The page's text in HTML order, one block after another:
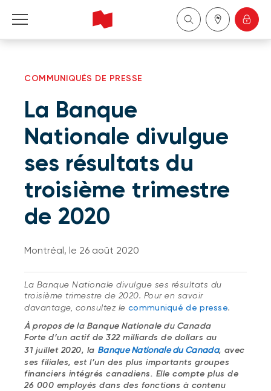
Gestion de patrimoine
À propos de nous
Devenir client
English
COMMUNIQUÉS DE PRESSE
La Banque
Nationale divulgue
ses résultats du
troisième trimestre
de 2020
Montréal, le 26 août 2020
La Banque Nationale divulgue ses résultats du
troisième trimestre de 2020. Pour en savoir
davantage, consultez le communiqué de presse.
À propos de la Banque Nationale du Canada
Forte d’un actif de 322 milliards de dollars au
31 juillet 2020, la Banque Nationale du Canada, avec
ses filiales, est l’un des plus importants groupes
financiers intégrés canadiens. Elle compte plus de
26 000 employés dans des fonctions à contenu